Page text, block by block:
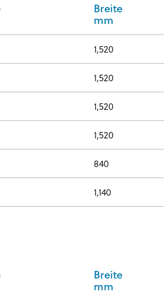
Breite
mm
1,520
1,520
1,520
1,520
840
1,140
Breite
mm